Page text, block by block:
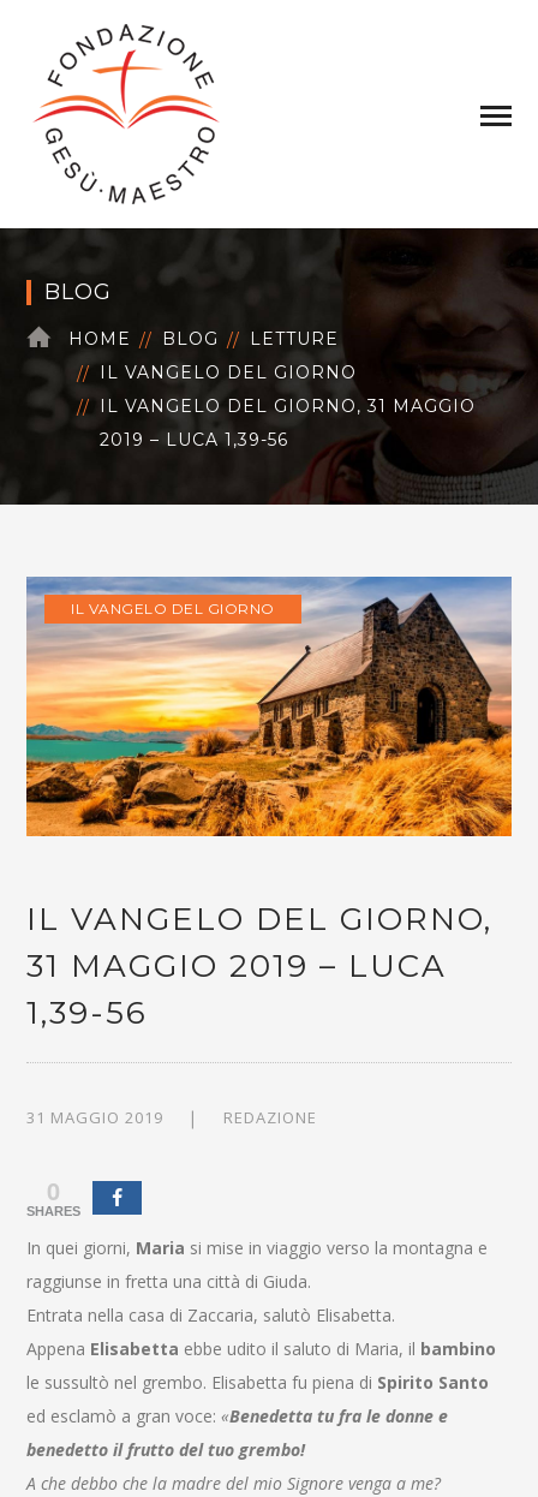
BLOG
HOME BLOG
LETTURE
IL VANGELO DEL GIORNO
IL VANGELO DEL GIORNO, 31 MAGGIO
2019 – LUCA 1,39-56
IL VANGELO DEL GIORNO
IL VANGELO DEL GIORNO,
31 MAGGIO 2019 – LUCA
1,39-56
31 MAGGIO 2019 REDAZIONE
0
SHARES
In quei giorni, Maria si mise in viaggio verso la montagna e
raggiunse in fretta una città di Giuda.
Entrata nella casa di Zaccaria, salutò Elisabetta.
Appena Elisabetta ebbe udito il saluto di Maria, il bambino
le sussultò nel grembo. Elisabetta fu piena di Spirito Santo
ed esclamò a gran voce:«Benedetta tu fra le donne e
benedetto il frutto del tuo grembo!
A che debbo che la madre del mio Signore venga a me?